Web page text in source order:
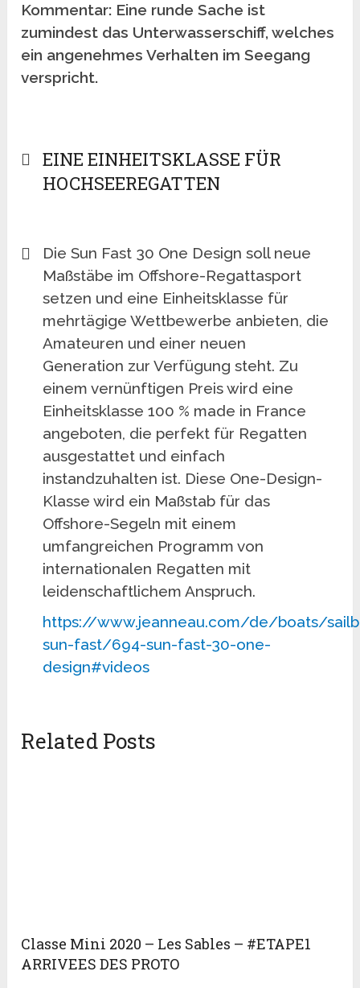
Kommentar: Eine runde Sache ist
zumindest das Unterwasserschiff, welches
ein angenehmes Verhalten im Seegang
verspricht.
EINE EINHEITSKLASSE FÜR
HOCHSEEREGATTEN
Die Sun Fast 30 One Design soll neue
Maßstäbe im Offshore-Regattasport
setzen und eine Einheitsklasse für
mehrtägige Wettbewerbe anbieten, die
Amateuren und einer neuen
Generation zur Verfügung steht. Zu
einem vernünftigen Preis wird eine
Einheitsklasse 100 % made in France
angeboten, die perfekt für Regatten
ausgestattet und einfach
instandzuhalten ist. Diese One-Design-
Klasse wird ein Maßstab für das
Offshore-Segeln mit einem
umfangreichen Programm von
internationalen Regatten mit
leidenschaftlichem Anspruch.
https://www.jeanneau.com/de/boats/
sun-fast/694-sun-fast-30-one-
design#videos
Related Posts
Classe Mini 2020 – Les Sables – #ETAPE1
ARRIVEES DES PROTO